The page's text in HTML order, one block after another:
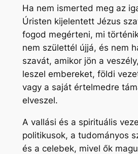
Ha nem ismerted meg az
Úristen kijelentett Jézus
fogod megérteni, mi
nem születtél újjá, és nem
szavát, amikor jön a
leszel embereket, földi
vagy a saját értelmedre
elveszel.
A vallási és a spirituális
politikusok, a tudományos
és a celebek, mivel ők